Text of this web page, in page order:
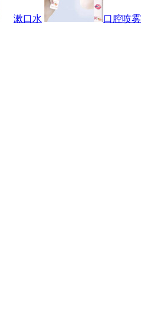
漱口水
口腔喷雾